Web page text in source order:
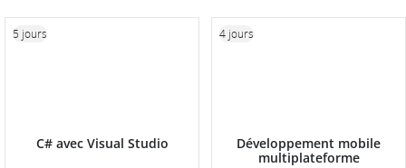
C# avec Visual Studio
5 jours
Développement mobile
multiplateforme
4 jours